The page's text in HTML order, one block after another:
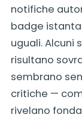
notifiche
badge
uguali. Alcuni
risultano
sembrano
critiche —
rivelano